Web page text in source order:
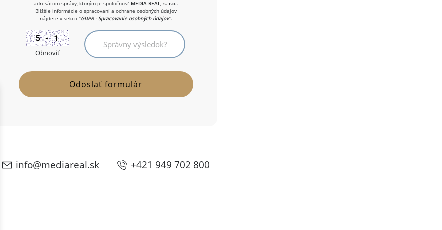
adresátom správy, ktorým je spoločnosť MEDIA REAL, s. r.o..
Bližšie informácie o spracovaní a ochrane osobných údajov
nájdete v sekcii "GDPR - Spracovanie osobných údajov".
Obnoviť
info@mediareal.sk +421 949 702 800